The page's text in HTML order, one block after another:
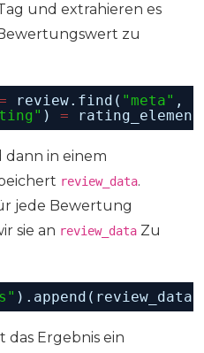
und extrahieren es
zu
review.find( "meta" ,
) =
in einem
review_data.
jede Bewertung
sie an review_data Zu
).append(review_data)
das Ergebnis ein